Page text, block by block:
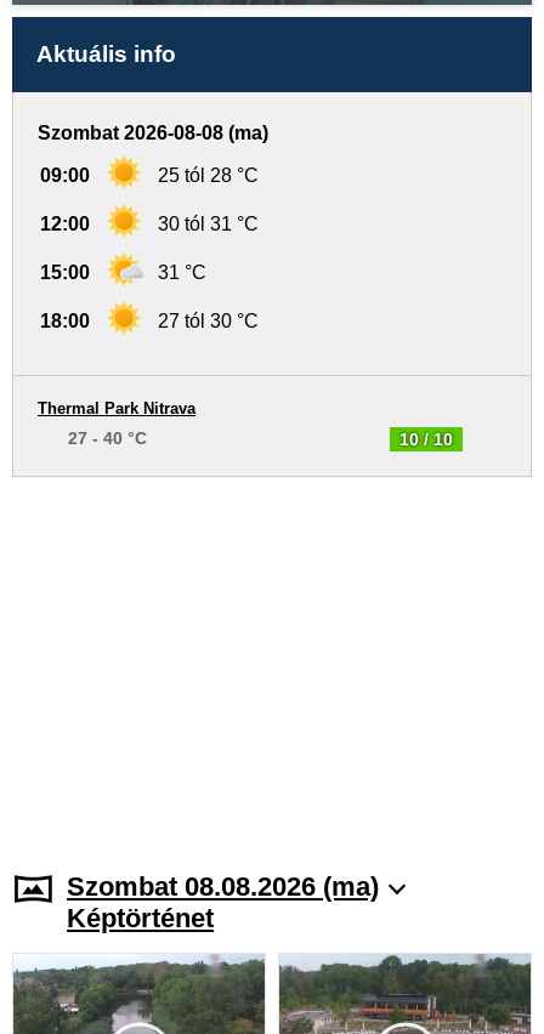
Aktuális info
Szombat 2026-08-08 (ma)
09:00 25 tól 28 °C
12:00 30 tól 31 °C
15:00 31 °C
18:00 27 tól 30 °C
10 / 10
Thermal Park Nitrava
27 - 40 °C
Szombat 08.08.2026 (ma)
Képtörténet